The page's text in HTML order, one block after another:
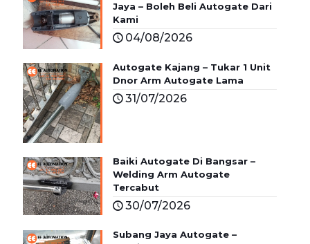
Jaya – Boleh Beli Autogate Dari
Kami
04/08/2026
Autogate Kajang – Tukar 1 Unit
Dnor Arm Autogate Lama
31/07/2026
Baiki Autogate Di Bangsar –
Welding Arm Autogate
Tercabut
30/07/2026
Subang Jaya Autogate –